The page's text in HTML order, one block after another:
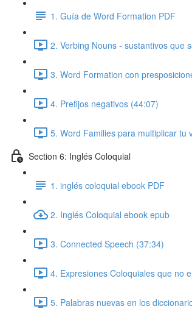
1. Guía de Word Formation PDF
2. Verbing Nouns - sustantivos que
3. Word Formation con
4. Prefijos negativos (44:07)
5. Word Families para multiplicar tu
Section 6: Inglés Coloquial
1. inglés coloquial ebook PDF
2. Inglés Coloquial ebook epub
3. Connected Speech (37:34)
4. Expresiones Coloquiales que no
5. Palabras nuevas en los